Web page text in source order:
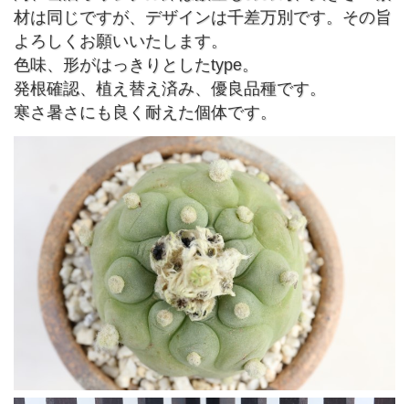
材は同じですが、デザインは千差万別です。その旨
よろしくお願いいたします。
色味、形がはっきりとしたtype。
発根確認、植え替え済み、優良品種です。
寒さ暑さにも良く耐えた個体です。